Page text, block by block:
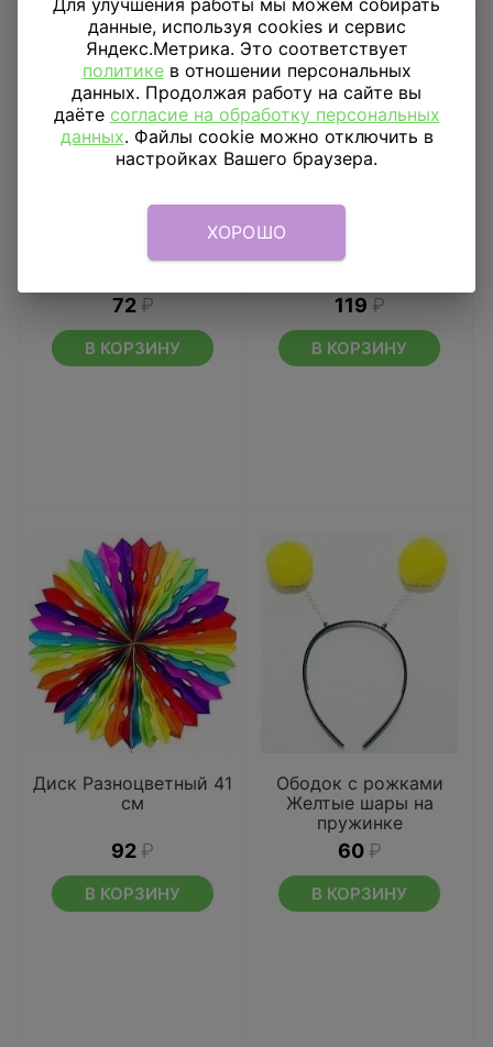
Диск Белый 30 см
72 ₽
В КОРЗИНУ
Диск Голубой 51 см
119 ₽
В КОРЗИНУ
Диск Разноцветный 41
см
92 ₽
В КОРЗИНУ
Ободок с рожками
Желтые шары на
пружинке
60 ₽
В КОРЗИНУ
данные, используя cookies и сервис
Яндекс.Метрика. Это соответствует
политикев отношении персональных
данных. Продолжая работу на сайте вы
даёте согласие на обработку персональных
данных. Файлы cookie можно отключить в
настройках Вашего браузера.
ХОРОШО